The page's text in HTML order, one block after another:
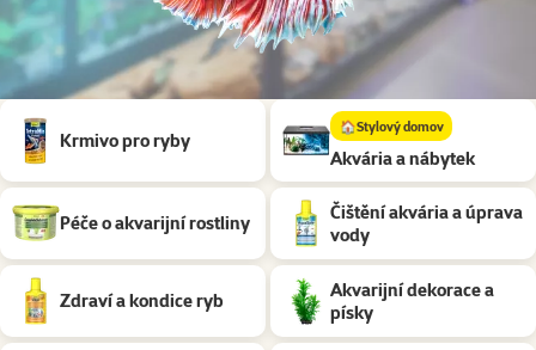
Podkategorie
Krmivo pro ryby
🏠Stylový domov
Akvária a nábytek
Péče o akvarijní rostliny
Čištění akvária a úprava
vody
Zdraví a kondice ryb
Akvarijní dekorace a
písky